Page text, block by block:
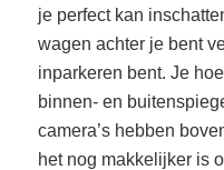
je perfect kan
wagen achter je bent
inparkeren bent. Je
binnen- en
camera’s hebben
het nog makkelijker is